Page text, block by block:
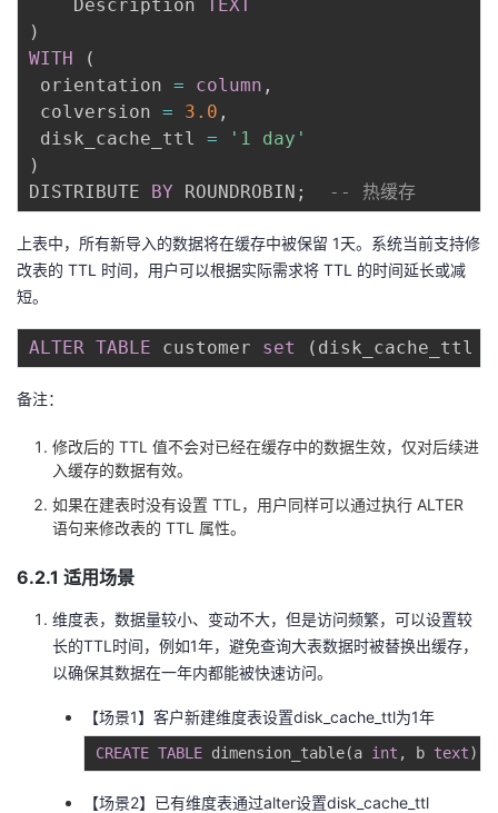
    Description
TEXT
)
WITH
(
orientation = column ,
colversion = 3.0 ,
disk_cache_ttl =
'1 day'
)
DISTRIBUTE BY ROUNDROBIN ; -- 热缓存
上表中，所有新导入的数据将在缓存中被保留 1天。系统当前支持修
改表的 TTL 时间，用户可以根据实际需求将 TTL 的时间延长或减
短。
ALTER TABLE customer set ( disk_cache_ttl
备注：
修改后的 TTL 值不会对已经在缓存中的数据生效，仅对后续进
入缓存的数据有效。
如果在建表时没有设置 TTL，用户同样可以通过执行 ALTER
语句来修改表的 TTL 属性。
6.2.1 适用场景
维度表，数据量较小、变动不大，但是访问频繁，可以设置较
长的TTL时间，例如1年，避免查询大表数据时被替换出缓存，
以确保其数据在一年内都能被快速访问。
【场景1】客户新建维度表设置disk_cache_ttl为1年
CREATE TABLE dimension_table(a int , b text)
【场景2】已有维度表通过alter设置disk_cache_ttl